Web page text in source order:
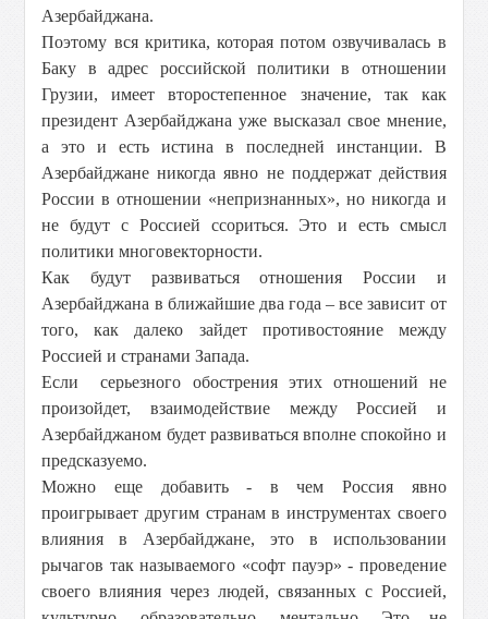
Азербайджана.
Поэтому вся критика, которая потом озвучивалась в
Баку в адрес российской политики в отношении
Грузии, имеет второстепенное значение, так как
президент Азербайджана уже высказал свое мнение,
а это и есть истина в последней инстанции. В
Азербайджане никогда явно не поддержат действия
России в отношении «непризнанных», но никогда и
не будут с Россией ссориться. Это и есть смысл
политики многовекторности.
Как будут развиваться отношения России и
Азербайджана в ближайшие два года – все зависит от
того, как далеко зайдет противостояние между
Россией и странами Запада.
Если серьезного обострения этих отношений не
произойдет, взаимодействие между Россией и
Азербайджаном будет развиваться вполне спокойно и
предсказуемо.
Можно еще добавить - в чем Россия явно
проигрывает другим странам в инструментах своего
влияния в Азербайджане, это в использовании
рычагов так называемого «софт пауэр» - проведение
своего влияния через людей, связанных с Россией,